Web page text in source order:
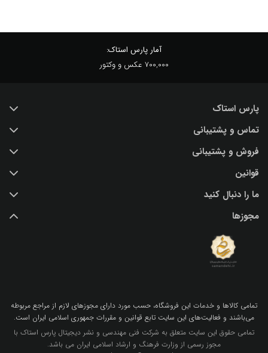
آمار پارس استاک:
700,000 عکس و وکتور
پارس استاک
خرید عکس با کیفیت
درباره ما
پرسش و پاسخ
اشتراک / تمدید
بلاگ پارس استاک
نکات و ترفندهای طراحی گرافیکی
تماس و پشتیبانی
تماس با ما
فروش و پشتیبانی
(IR) 021 28428845
support@parsstock.ir
قوانین
شرایط استفاده از وب سایت
سیاست حفظ حریم شخصی کاربران
ما را دنبال کنید
مجوزها
تمامي كالاها و خدمات اين فروشگاه، حسب مورد داراي مجوزهاي لازم از مراجع مربوطه
مي‌باشند و فعاليت‌هاي اين سايت تابع قوانين و مقررات جمهوري اسلامي ايران است.
تمامی حقوق این سایت متعلق به شرکت فنی مهندسی و نشر دیجیتال پارس استاک با
مجوز رسمی از وزارت فرهنگ و ارشاد اسلامی ایران می باشد.